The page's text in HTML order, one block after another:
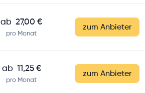
ab 27,00 €
pro Monat
zum Anbieter
ab 11,25 €
pro Monat
zum Anbieter